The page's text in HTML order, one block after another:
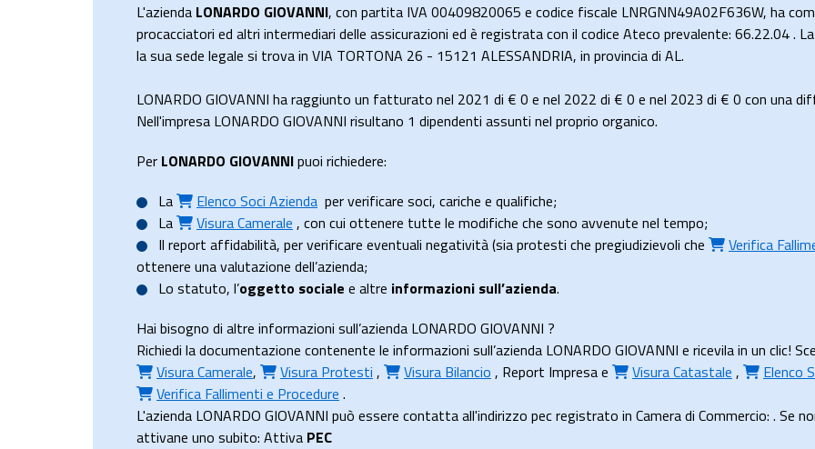
L'azienda LONARDO GIOVANNI, con partita IVA 00409820065 e codice fiscale LNRGNN49A02F636W, ha
procacciatori ed altri intermediari delle assicurazioni ed è registrata con il codice Ateco prevalente: 66.22.04 .
la sua sede legale si trova in VIA TORTONA 26 - 15121 ALESSANDRIA, in provincia di AL.
LONARDO GIOVANNI ha raggiunto un fatturato nel 2021 di € 0 e nel 2022 di € 0 e nel 2023 di € 0 con una
Nell'impresa LONARDO GIOVANNI risultano 1 dipendenti assunti nel proprio organico.
Per LONARDO GIOVANNIpuoi richiedere:
La
Elenco Soci Azienda per verificare soci, cariche e qualifiche;
La
Visura Camerale , con cui ottenere tutte le modifiche che sono avvenute nel tempo;
Il report affidabilità, per verificare eventuali negatività (sia protesti che pregiudizievoli che Verifica
ottenere una valutazione dell’azienda;
Lo statuto, l’oggetto sociale e altre informazioni sull’azienda.
Hai bisogno di altre informazioni sull’azienda LONARDO GIOVANNI ?
Richiedi la documentazione contenente le informazioni sull’azienda LONARDO GIOVANNI e ricevila in un clic!
Visura Camerale, Visura Protesti , Visura Bilancio , Report Impresae Visura Catastale , Elenco
Verifica Fallimenti e Procedure .
L'azienda LONARDO GIOVANNI può essere contatta all'indirizzo pec registrato in Camera di Commercio: . Se
attivane uno subito: Attiva PEC